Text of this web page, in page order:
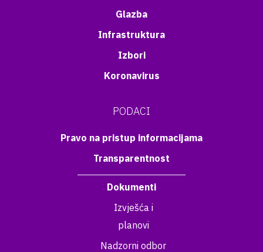
Glazba
Infrastruktura
Izbori
Koronavirus
PODACI
Pravo na pristup informacijama
Transparentnost
Dokumenti
Izvješća i
planovi
Nadzorni odbor